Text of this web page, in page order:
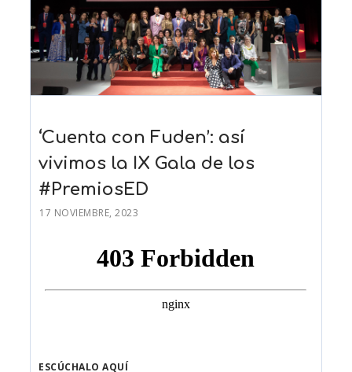
‘Cuenta con Fuden’: así
vivimos la IX Gala de los
#PremiosED
17 NOVIEMBRE, 2023
ESCÚCHALO AQUÍ